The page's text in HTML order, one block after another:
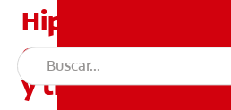
Hipocalcificación
esmalte:
y tratamiento